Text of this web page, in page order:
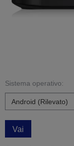
Sistema operativo:
Vai